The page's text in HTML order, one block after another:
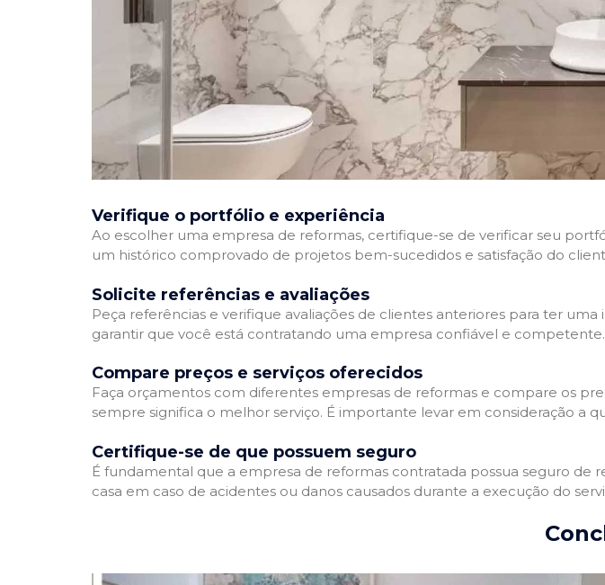
Verifique o portfólio e experiência
Ao escolher uma empresa de reformas, certifique-se de verificar seu
um histórico comprovado de projetos bem-sucedidos e satisfação do
Solicite referências e avaliações
Peça referências e verifique avaliações de clientes anteriores para ter
garantir que você está contratando uma empresa confiável e competente.
Compare preços e serviços oferecidos
Faça orçamentos com diferentes empresas de reformas e compare os
sempre significa o melhor serviço. É importante levar em consideração a
Certifique-se de que possuem seguro
É fundamental que a empresa de reformas contratada possua seguro de
casa em caso de acidentes ou danos causados durante a execução do